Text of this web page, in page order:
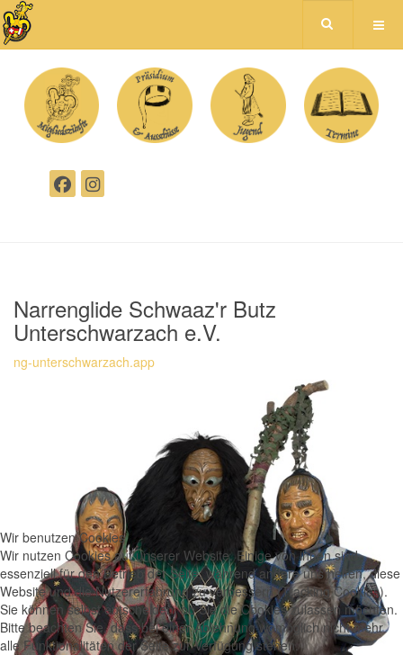
Narrenglide Schwaaz'r Butz
Unterschwarzach e.V.
ng-unterschwarzach.app
Wir benutzen Cookies
Wir nutzen Cookies auf unserer Website. Einige von ihnen sind
essenziell für den Betrieb der Seite, während andere uns helfen, diese
Website und die Nutzererfahrung zu verbessern (Tracking Cookies).
Sie können selbst entscheiden, ob Sie die Cookies zulassen möchten.
Bitte beachten Sie, dass bei einer Ablehnung womöglich nicht mehr
alle Funktionalitäten der Seite zur Verfügung stehen.